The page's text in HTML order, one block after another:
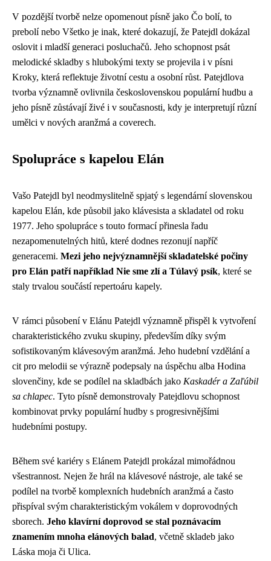
V pozdější tvorbě nelze opomenout písně jako Čo bolí, to
prebolí nebo Všetko je inak, které dokazují, že Patejdl dokázal
oslovit i mladší generaci posluchačů. Jeho schopnost psát
melodické skladby s hlubokými texty se projevila i v písni
Kroky, která reflektuje životní cestu a osobní růst. Patejdlova
tvorba významně ovlivnila československou populární hudbu a
jeho písně zůstávají živé i v současnosti, kdy je interpretují různí
umělci v nových aranžmá a coverech.
Spolupráce s kapelou Elán
Vašo Patejdl byl neodmyslitelně spjatý s legendární slovenskou
kapelou Elán, kde působil jako klávesista a skladatel od roku
1977. Jeho spolupráce s touto formací přinesla řadu
nezapomenutelných hitů, které dodnes rezonují napříč
generacemi. Mezi jeho nejvýznamnější skladatelské počiny
pro Elán patří například Nie sme zlí a Túlavý psík, které se
staly trvalou součástí repertoáru kapely.
V rámci působení v Elánu Patejdl významně přispěl k vytvoření
charakteristického zvuku skupiny, především díky svým
sofistikovaným klávesovým aranžmá. Jeho hudební vzdělání a
cit pro melodii se výrazně podepsaly na úspěchu alba Hodina
slovenčiny, kde se podílel na skladbách jako Kaskadér a Zaľúbil
sa chlapec. Tyto písně demonstrovaly Patejdlovu schopnost
kombinovat prvky populární hudby s progresivnějšími
hudebními postupy.
Během své kariéry s Elánem Patejdl prokázal mimořádnou
všestrannost. Nejen že hrál na klávesové nástroje, ale také se
podílel na tvorbě komplexních hudebních aranžmá a často
přispíval svým charakteristickým vokálem v doprovodných
sborech. Jeho klavírní doprovod se stal poznávacím
znamením mnoha elánových balad, včetně skladeb jako
Láska moja či Ulica.